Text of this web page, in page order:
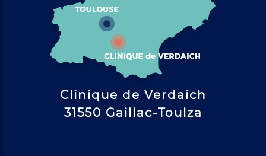
Clinique de Verdaich
31550 Gaillac-Toulza